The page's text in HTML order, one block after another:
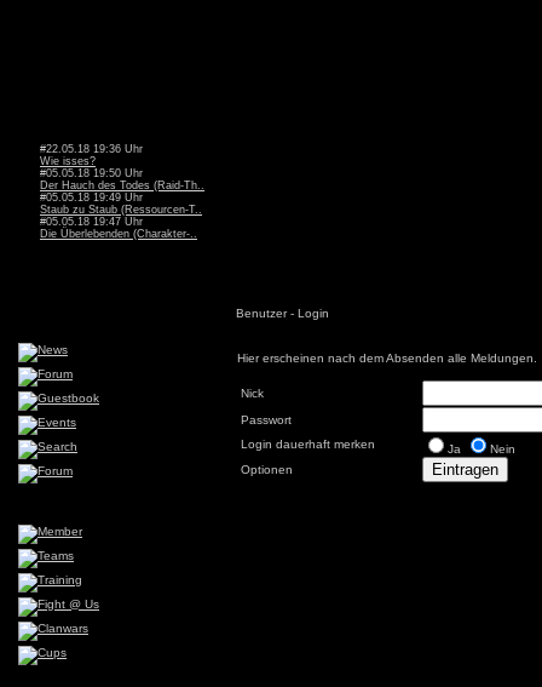
#22.05.18 19:36 Uhr
Wie isses?
#05.05.18 19:50 Uhr
Der Hauch des Todes (Raid-Th..
#05.05.18 19:49 Uhr
Staub zu Staub (Ressourcen-T..
#05.05.18 19:47 Uhr
Die Überlebenden (Charakter-..
Benutzer - Login
Hier erscheinen nach dem Absenden alle Meldungen.
Nick
Passwort
Login dauerhaft merken
Ja
Nein
Optionen